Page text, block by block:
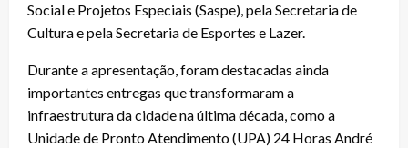
Social e Projetos Especiais (Saspe), pela Secretaria de
Cultura e pela Secretaria de Esportes e Lazer.
Durante a apresentação, foram destacadas ainda
importantes entregas que transformaram a
infraestrutura da cidade na última década, como a
Unidade de Pronto Atendimento (UPA) 24 Horas André